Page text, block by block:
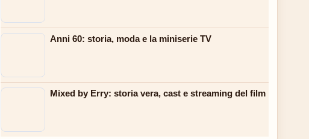
Anni 60: storia, moda e la miniserie TV
Mixed by Erry: storia vera, cast e streaming del film